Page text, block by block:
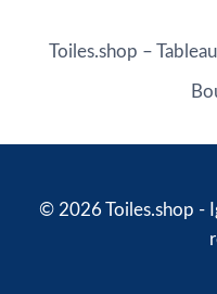
Toiles.shop –
© 2026 Toiles.shop -